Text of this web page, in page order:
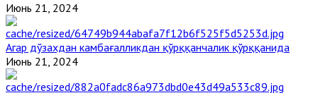
Июнь 21, 2024
Агар дўзахдан камбағалликдан қўрққанчалик қўрққанида
Июнь 21, 2024